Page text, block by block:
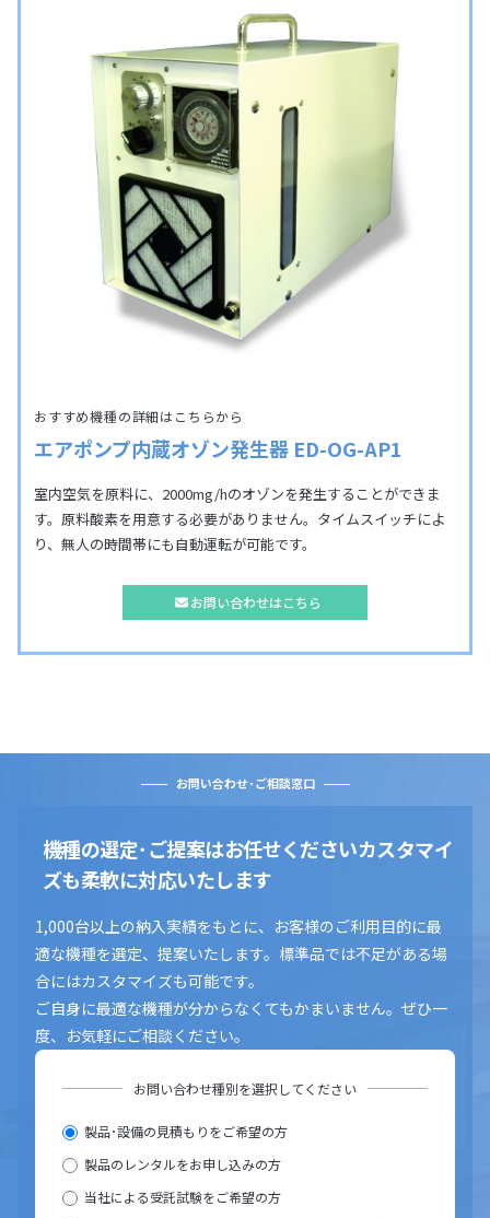
おすすめ機種の詳細はこちらから
エアポンプ内蔵オゾン発生器 ED-OG-AP1
室内空気を原料に、2000mg/hのオゾンを発生することができま
す。原料酸素を用意する必要がありません。タイムスイッチによ
り、無人の時間帯にも自動運転が可能です。
お問い合わせはこちら
お問い合わせ･ご相談窓口
機種の選定･ご提案はお任せくださいカスタマイ
ズも柔軟に対応いたします
1,000台以上の納入実績をもとに、お客様のご利用目的に最
適な機種を選定、提案いたします。標準品では不足がある場
合にはカスタマイズも可能です。
ご自身に最適な機種が分からなくてもかまいません。ぜひ一
度、お気軽にご相談ください。
お問い合わせ種別を選択してください
製品･設備の見積もりをご希望の方
製品のレンタルをお申し込みの方
当社による受託試験をご希望の方